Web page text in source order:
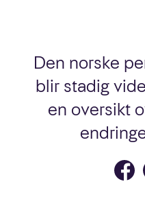
Den norske
blir stadig
en oversikt